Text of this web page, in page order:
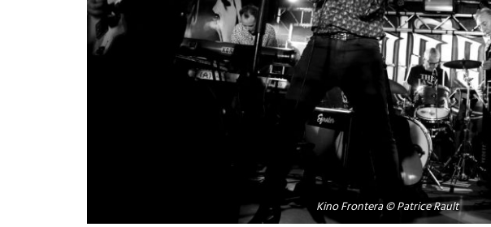
Kino Frontera © Patrice Rault